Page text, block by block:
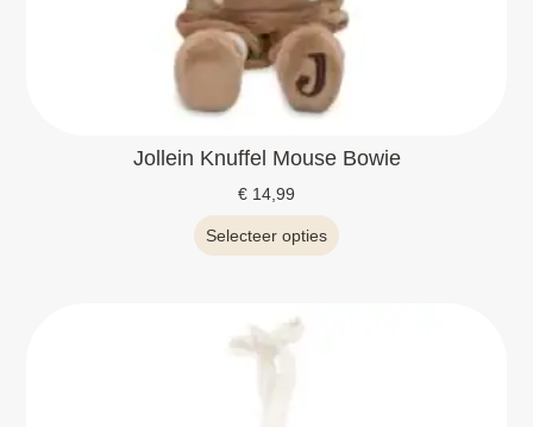
Jollein Knuffel Mouse Bowie
€ 14,99
Selecteer opties